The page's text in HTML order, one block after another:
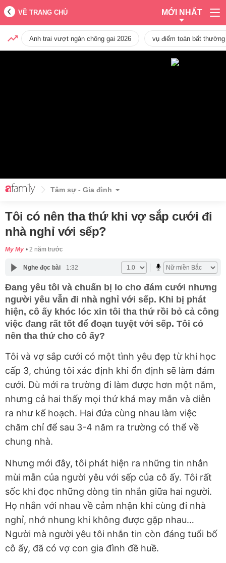
VỀ TRANG CHỦ MỚI NHẤT
Anh trai vượt ngàn chông gai 2026 vụ điểm toán bất
Tâm sự - Gia đình
Tôi có nên tha thứ khi vợ sắp cưới đi
nhà nghỉ với sếp?
My My 2 năm trước
Nghe đọc bài 1:32
Đang yêu tôi và chuẩn bị lo cho đám cưới nhưng
người yêu vẫn đi nhà nghỉ với sếp. Khi bị phát
hiện, cô ấy khóc lóc xin tôi tha thứ rồi bỏ cả công
việc đang rất tốt để đoạn tuyệt với sếp. Tôi có
nên tha thứ cho cô ấy?
Tôi và vợ sắp cưới có một tình yêu đẹp từ khi học
cấp 3, chúng tôi xác định khi ổn định sẽ làm đám
cưới. Dù mới ra trường đi làm được hơn một năm,
nhưng cả hai thấy mọi thứ khá may mắn và diễn
ra như kế hoạch. Hai đứa cùng nhau làm việc
chăm chỉ để sau 3-4 năm ra trường có thể về
chung nhà.
Nhưng mới đây, tôi phát hiện ra những tin nhắn
mùi mẫn của người yêu với sếp của cô ấy. Tôi rất
sốc khi đọc những dòng tin nhắn giữa hai người.
Họ nhắn với nhau về cảm nhận khi cùng đi nhà
nghỉ, nhớ nhung khi không được gặp nhau…
Người mà người yêu tôi nhắn tin còn đáng tuổi bố
cô ấy, đã có vợ con gia đình đề huề.